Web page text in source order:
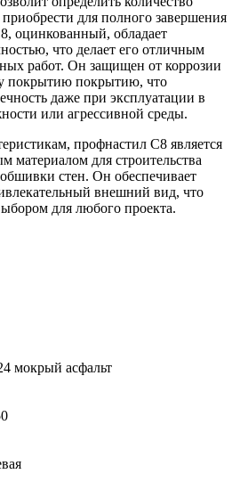
для полного завершения
оцинкованный, обладает
что делает его отличным
работ. Он защищен от коррозии
покрытию покрытию, что
даже при эксплуатации в
или агрессивной среды.
профнастил С8 является
для строительства
стен. Он обеспечивает
внешний вид, что
для любого проекта.
мокрый асфальт